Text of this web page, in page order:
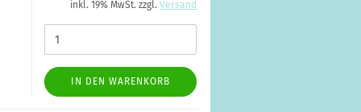
inkl. 19% MwSt. zzgl.Versand
IN DEN WARENKORB